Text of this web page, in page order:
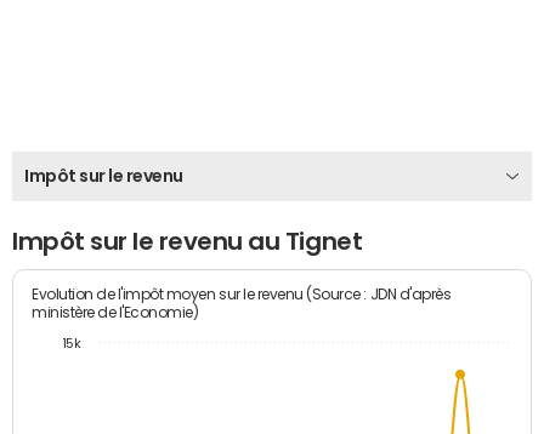
Impôt sur le revenu
Impôt sur le revenu au Tignet
Evolution de l'impôt moyen sur le revenu (Source : JDN d'après
ministère de l'Economie)
15k